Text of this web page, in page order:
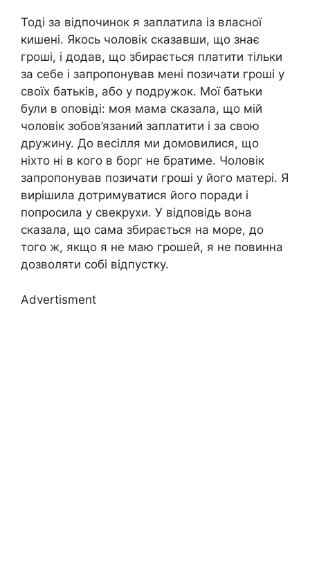
Тоді за відпочинок я заплатила із власної
кишені. Якось чоловік сказавши, що знає
гроші, і додав, що збирається платити тільки
за себе і запропонував мені позичати гроші у
своїх батьків, або у подружок. Мої батьки
були в оповіді: моя мама сказала, що мій
чоловік зобов’язаний заплатити і за свою
дружину. До весілля ми домовилися, що
ніхто ні в кого в борг не братиме. Чоловік
запропонував позичати гроші у його матері. Я
вирішила дотримуватися його поради і
попросила у свекрухи. У відповідь вона
сказала, що сама збирається на море, до
того ж, якщо я не маю грошей, я не повинна
дозволяти собі відпустку.
Advertisment